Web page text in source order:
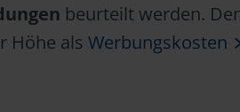
beurteilt werden.
Höhe als Werbungskosten